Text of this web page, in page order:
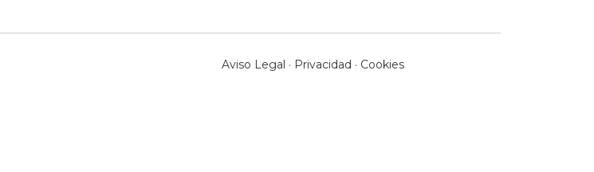
Aviso Legal · Privacidad · Cookies